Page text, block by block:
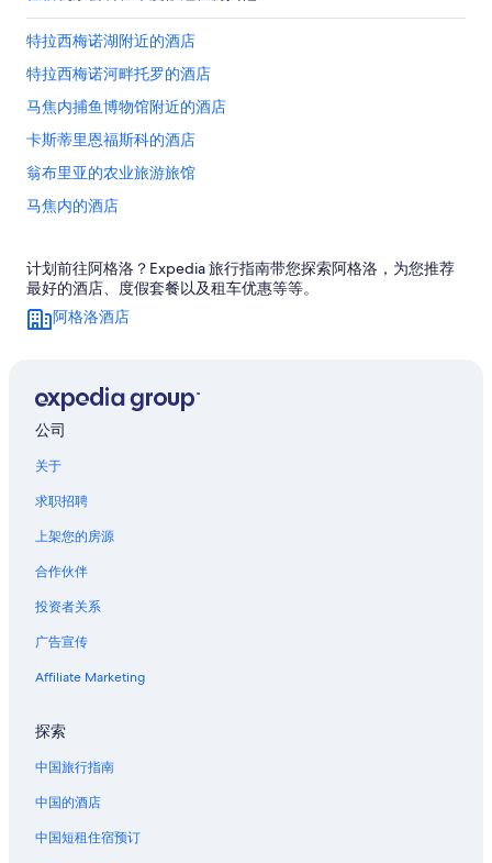
特拉西梅诺湖附近的酒店
特拉西梅诺河畔托罗的酒店
马焦内捕鱼博物馆附近的酒店
卡斯蒂里恩福斯科的酒店
翁布里亚的农业旅游旅馆
马焦内的酒店
佩鲁贾的青年旅舍
位于佩鲁贾的历史风格酒店
康特拉达方特维基的酒店
计划前往阿格洛？Expedia 旅行指南带您探索阿格洛，为您推荐
最好的酒店、度假套餐以及租车优惠等等。
阿格洛酒店
公司
关于
求职招聘
上架您的房源
合作伙伴
投资者关系
广告宣传
Affiliate Marketing
探索
中国旅行指南
中国的酒店
中国短租住宿预订